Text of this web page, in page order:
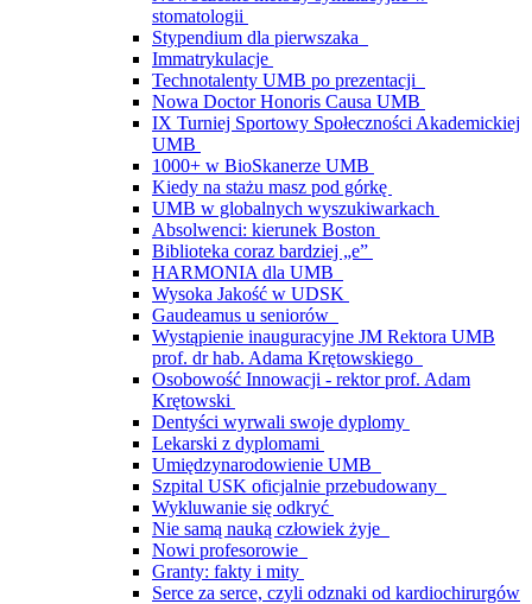
stomatologii
Stypendium dla pierwszaka
Immatrykulacje
Technotalenty UMB po prezentacji
Nowa Doctor Honoris Causa UMB
IX Turniej Sportowy Społeczności Akademickiej
UMB
1000+ w BioSkanerze UMB
Kiedy na stażu masz pod górkę
UMB w globalnych wyszukiwarkach
Absolwenci: kierunek Boston
Biblioteka coraz bardziej „e”
HARMONIA dla UMB
Wysoka Jakość w UDSK
Gaudeamus u seniorów
Wystąpienie inauguracyjne JM Rektora UMB
prof. dr hab. Adama Krętowskiego
Osobowość Innowacji - rektor prof. Adam
Krętowski
Dentyści wyrwali swoje dyplomy
Lekarski z dyplomami
Umiędzynarodowienie UMB
Szpital USK oficjalnie przebudowany
Wykluwanie się odkryć
Nie samą nauką człowiek żyje
Nowi profesorowie
Granty: fakty i mity
Serce za serce, czyli odznaki od kardiochirurgów